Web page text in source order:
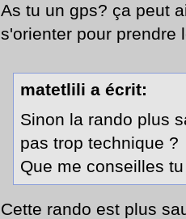
As tu un gps? ça peut
s'orienter pour prendre
matetlili a écrit:
Sinon la rando plus
pas trop technique ?
Que me conseilles
Cette rando est plus